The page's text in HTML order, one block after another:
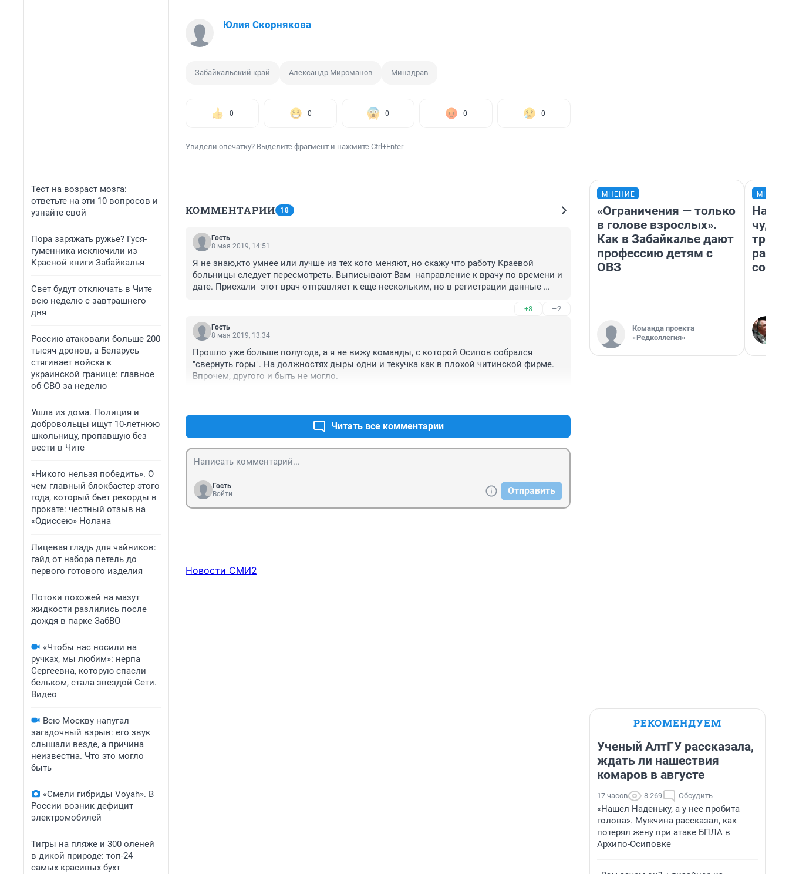
Тест на возраст мозга:
ответьте на эти 10 вопросов и
узнайте свой
Пора заряжать ружье? Гуся-
гуменника исключили из
Красной книги Забайкалья
Свет будут отключать в Чите
всю неделю с завтрашнего
дня
Россию атаковали больше 200
тысяч дронов, а Беларусь
стягивает войска к
украинской границе: главное
об СВО за неделю
Ушла из дома. Полиция и
добровольцы ищут 10-летнюю
школьницу, пропавшую без
вести в Чите
«Никого нельзя победить». О
чем главный блокбастер этого
года, который бьет рекорды в
прокате: честный отзыв на
«Одиссею» Нолана
Лицевая гладь для чайников:
гайд от набора петель до
первого готового изделия
Потоки похожей на мазут
жидкости разлились после
дождя в парке ЗабВО
«Чтобы нас носили на
ручках, мы любим»: нерпа
Сергеевна, которую спасли
бельком, стала звездой Сети.
Видео
Всю Москву напугал
загадочный взрыв: его звук
слышали везде, а причина
неизвестна. Что это могло
быть
«Смели гибриды Voyah». В
России возник дефицит
электромобилей
Тигры на пляже и 300 оленей
в дикой природе: топ-24
самых красивых бухт
Юлия Скорнякова
Забайкальский край Александр Мироманов Минздрав
0 0 0 0 0
Увидели опечатку? Выделите фрагмент и нажмите Ctrl+Enter
КОММЕНТАРИИ 18
Гость
8 мая 2019, 14:51
Я не знаю,кто умнее или лучше из тех кого меняют, но скажу что работу Краевой
больницы следует пересмотреть. Выписывают Вам  направление к врачу по времени и
дате. Приехали  этот врач отправляет к еще нескольким, но в регистрации данные
некуда платят свои кровные, а один прием не менее 800 рублей, потом эти врачи
переписывают в карточку все что ранее написал первый врач или то ,что получено
путем сдачи анализов и в итоге денег нет лечения тоже, пейте кардиомагнил. Если
платно, в бесплатной больнице. А самое главное безрезультатно. Вот что страшно.
Конечно так можно хорошие доходы иметь, а стены в больницах обшарпаны. Жалко
нас бедных и нищих, на жалость давить тех кто в месяц имеет нашу годовуб зарплату.
+8 –2
Гость
8 мая 2019, 13:34
Прошло уже больше полугода, а я не вижу команды, с которой Осипов собрался
"свернуть горы". На должностях дыры одни и текучка как в плохой читинской фирме.
Впрочем, другого и быть не могло.
Читать все комментарии
Гость
Войти
Отправить
Новости СМИ2
МНЕНИЕ
«Ограничения — только
в голове взрослых».
Как в Забайкалье дают
профессию детям с
ОВЗ
Команда проекта
«Редколлегия»
РЕКОМЕНДУЕМ
Ученый АлтГУ рассказала,
ждать ли нашествия
комаров в августе
17 часов 8 269 Обсудить
«Нашел Наденьку, а у нее пробита
голова». Мужчина рассказал, как
потерял жену при атаке БПЛА в
Архипо-Осиповке